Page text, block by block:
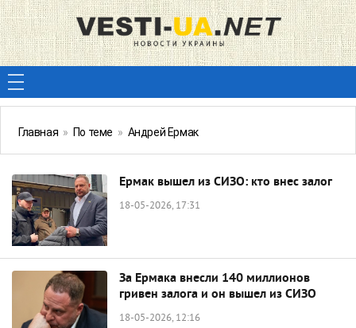
Главная » По теме » Андрей Ермак
Ермак вышел из СИЗО: кто внес залог
18-05-2026, 17:31
За Ермака внесли 140 миллионов
гривен залога и он вышел из СИЗО
18-05-2026, 12:16